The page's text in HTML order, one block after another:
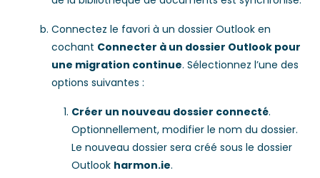
Connectez le favori à un dossier Outlook en
cochant Connecter à un dossier Outlook pour
une migration continue. Sélectionnez l’une des
options suivantes :
Créer un nouveau dossier connecté.
Optionnellement, modifier le nom du dossier.
Le nouveau dossier sera créé sous le dossier
Outlook harmon.ie.